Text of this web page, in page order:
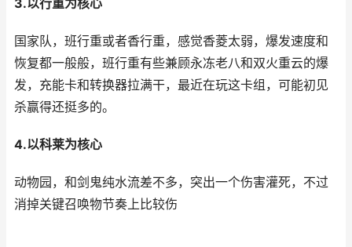
3.以行重为核心
国家队，班行重或者香行重，感觉香菱太弱，爆发速度和
恢复都一般般，班行重有些兼顾永冻老八和双火重云的爆
发，充能卡和转换器拉满干，最近在玩这卡组，可能初见
杀赢得还挺多的。
4.以科莱为核心
动物园，和剑鬼纯水流差不多，突出一个伤害灌死，不过
消掉关键召唤物节奏上比较伤